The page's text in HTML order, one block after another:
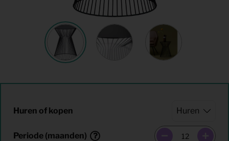
Huren of kopen
Periode (maanden)